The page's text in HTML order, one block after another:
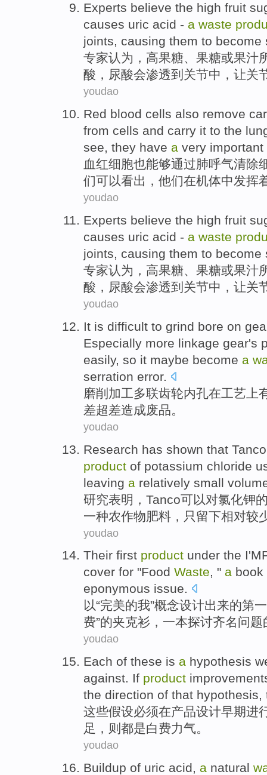
Experts believe the high fruit
causes uric acid - a waste
joints, causing them to become
专家认为 ， 高果糖、果糖或果汁
酸 ，尿酸会渗透到 关节中，让关
youdao
Red blood cells also remove
from cells and carry it to the
see, they have a very important
血红细胞也能够通过肺呼气清除
们可以看出 ， 他们在机体中发挥
youdao
Experts believe the high fruit
causes uric acid - a waste
joints, causing them to become
专家认为 ， 高果糖、果糖或果汁
酸 ，尿酸会渗透到 关节中，让关
youdao
It is difficult to grind bore on
Especially more linkage gear's
easily, so it maybe become a
serration error.
磨削 加工多联齿轮内孔在工艺上
差超差造成废品。
youdao
Research has shown that Tanco
product of potassium chloride
leaving a relatively small
研究表明 ， Tanco可以对氯化钾
一种农作物肥料 ，只 留下相对较
youdao
Their first product under the I
cover for "Food Waste, " a book
eponymous issue.
以“完美的我”概念设计出来的第一
费”的夹克衫 ，一本探讨齐名问题
youdao
Each of these is a hypothesis
against. If product
the direction of that hypothesis,
这些假设必须在产品设计早期进
足 ， 则 都是白费力气。
youdao
Buildup of uric acid, a natural